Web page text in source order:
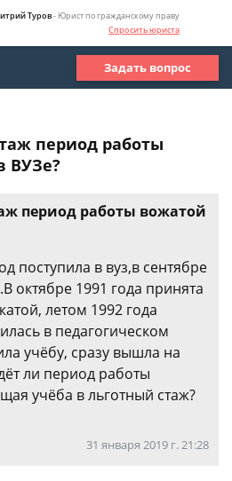
Туров- Юрист по гражданскому праву
Спросить юриста
Задать вопрос
период работы
ВУЗе?
период работы вожатой
поступила в вуз,в сентябре
октябре 1991 года принята
летом 1992 года
в педагогическом
учёбу, сразу вышла на
ли период работы
учёба в льготный стаж?
31 января 2019 г. 21:28